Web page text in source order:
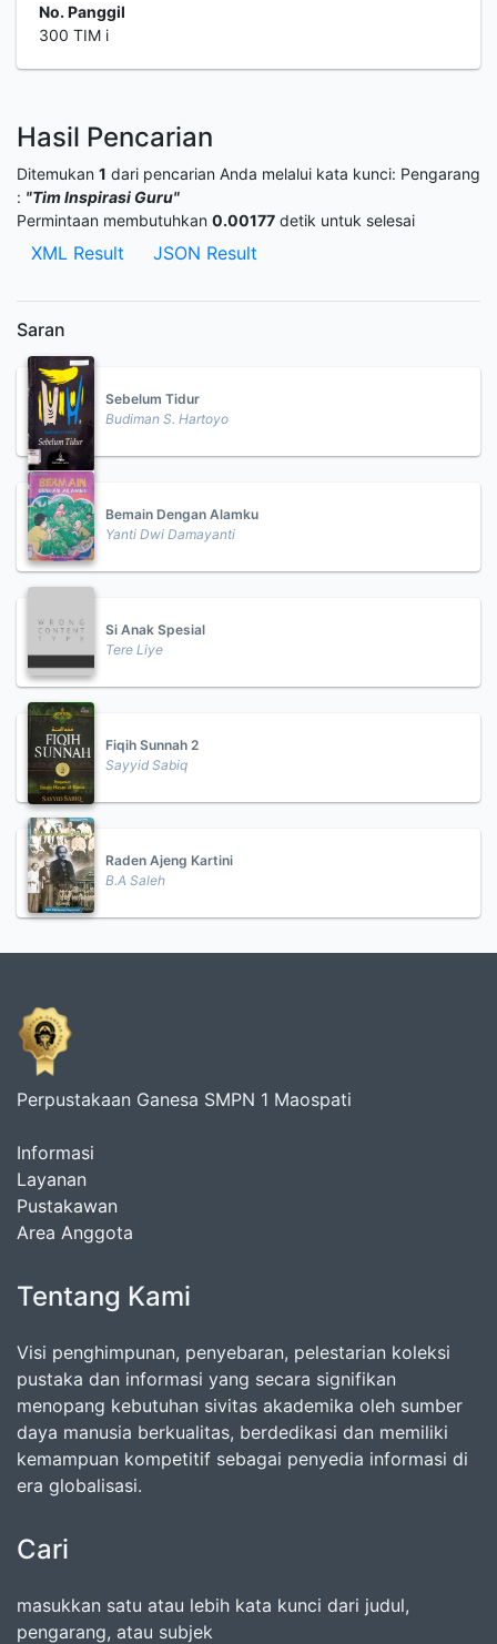
No. Panggil
300 TIM i
Hasil Pencarian
Ditemukan 1 dari pencarian Anda melalui kata kunci: Pengarang
: "Tim Inspirasi Guru"
Permintaan membutuhkan 0.00177 detik untuk selesai
XML Result JSON Result
Saran
Sebelum Tidur
Budiman S. Hartoyo
Bemain Dengan Alamku
Yanti Dwi Damayanti
Si Anak Spesial
Tere Liye
Fiqih Sunnah 2
Sayyid Sabiq
Raden Ajeng Kartini
B.A Saleh
Perpustakaan Ganesa SMPN 1 Maospati
Informasi
Layanan
Pustakawan
Area Anggota
Tentang Kami
Visi penghimpunan, penyebaran, pelestarian koleksi
pustaka dan informasi yang secara signifikan
menopang kebutuhan sivitas akademika oleh sumber
daya manusia berkualitas, berdedikasi dan memiliki
kemampuan kompetitif sebagai penyedia informasi di
era globalisasi.
Cari
masukkan satu atau lebih kata kunci dari judul,
pengarang, atau subjek